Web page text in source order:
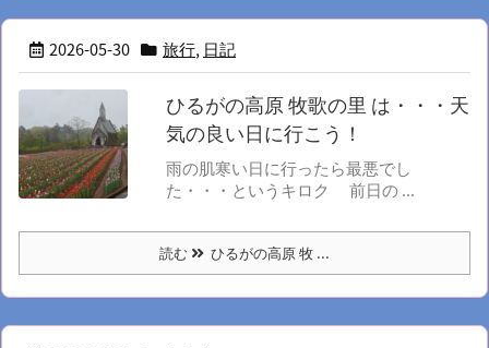
2026-05-30 旅行, 日記
ひるがの高原 牧歌の里 は・・・天
気の良い日に行こう！
雨の肌寒い日に行ったら最悪でし
た・・・というキロク 前日の ...
読む ひるがの高原 牧 ...